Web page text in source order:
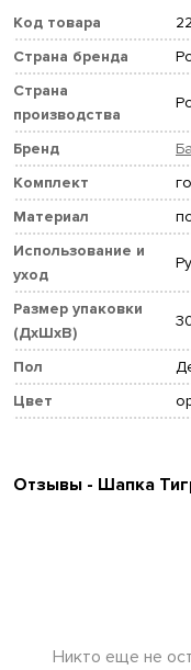
Код товара
Страна бренда
Страна
производства
Бренд
Комплект
Материал
Использование и
уход
Размер упаковки
(ДхШхВ)
Пол
Цвет
Отзывы - Шапка
Никто еще не